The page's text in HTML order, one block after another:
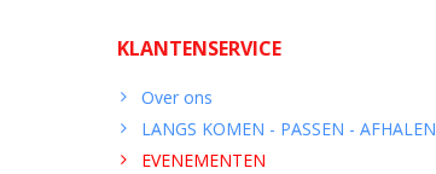
KLANTENSERVICE
Over ons
LANGS KOMEN - PASSEN - AFHALEN
EVENEMENTEN